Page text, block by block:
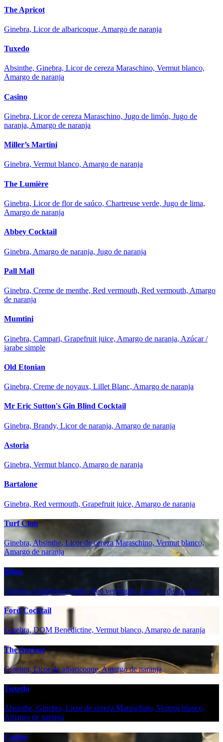
The Apricot
Ginebra, Licor de albaricoque, Amargo de naranja
Tuxedo
Absinthe, Ginebra, Licor de cereza Maraschino, Vermut blanco,
Amargo de naranja
Casino
Ginebra, Licor de cereza Maraschino, Jugo de limón, Jugo de
naranja, Amargo de naranja
Miller’s Martini
Ginebra, Vermut blanco, Amargo de naranja
The Lumière
Ginebra, Licor de flor de saúco, Chartreuse verde, Jugo de lima,
Amargo de naranja
Abbey Cocktail
Ginebra, Amargo de naranja, Jugo de naranja
Pall Mall
Ginebra, Creme de menthe, Red vermouth, Red vermouth, Amargo
de naranja
Mumtini
Ginebra, Campari, Grapefruit juice, Amargo de naranja, Azúcar /
jarabe simple
Old Etonian
Ginebra, Creme de noyaux, Lillet Blanc, Amargo de naranja
Mr Eric Sutton's Gin Blind Cocktail
Ginebra, Brandy, Licor de naranja, Amargo de naranja
Astoria
Ginebra, Vermut blanco, Amargo de naranja
Bartalone
Ginebra, Red vermouth, Grapefruit juice, Amargo de naranja
Turf Club
Ginebra, Absinthe, Licor de cereza Maraschino, Vermut blanco,
Amargo de naranja
Bijou
Ginebra, Chartreuse verde, Red vermouth, Amargo de naranja
Ford Cocktail
Ginebra, DOM Benedictine, Vermut blanco, Amargo de naranja
The Apricot
Ginebra, Licor de albaricoque, Amargo de naranja
Tuxedo
Absinthe, Ginebra, Licor de cereza Maraschino, Vermut blanco,
Amargo de naranja
Casino